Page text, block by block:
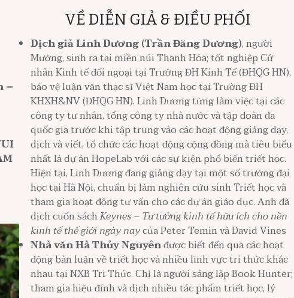
–
VỀ DIỄN GIẢ & ĐIỀU PHỐI
Dịch giả Linh Dương (Trần Đăng Dương), người
Mường, sinh ra tại miền núi Thanh Hóa; tốt nghiệp Cử
nhân Kinh tế đối ngoại tại Trường ĐH Kinh Tế (ĐHQG HN),
bảo vệ luận văn thạc sĩ Việt Nam học tại Trường ĐH
KHXH&NV (ĐHQG HN). Linh Dương từng làm việc tại các
công ty tư nhân, tổng công ty nhà nước và tập đoàn đa
quốc gia trước khi tập trung vào các hoạt động giảng dạy,
dịch và viết, tổ chức các hoạt động cộng đồng mà tiêu biểu
nhất là dự án HopeLab với các sự kiện phổ biến triết học.
Hiện tại, Linh Dương đang giảng dạy tại một số trường đại
học tại Hà Nội, chuẩn bị làm nghiên cứu sinh Triết học và
tham gia hoạt động tư vấn cho các dự án giáo dục. Anh đã
dịch cuốn sáchKeynes – Tư tưởng kinh tế hữu ích cho nền
kinh tế thế giới ngày naycủa Peter Temin và David Vines
Nhà văn Hà Thủy Nguyênđược biết đến qua các hoạt
động bàn luận về triết học và nhiều lĩnh vực tri thức khác
nhau tại NXB Tri Thức. Chị là người sáng lập Book Hunter;
tham gia hiệu đính và dịch nhiều tác phẩm triết học, lý